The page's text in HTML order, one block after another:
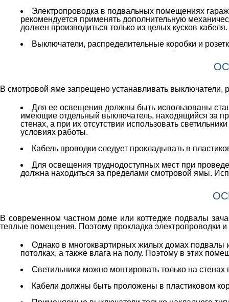
Электропроводка в подвальных помещениях
рекомендуется применять дополнительную
должен производиться только из целых кусков кабеля.
Выключатели, распределительные коробки и
В смотровой яме запрещено устанавливать выключатели,
Для ее освещения должны быть использованы
имеющие отдельный выключатель, находящийся за
стенах, а при их отсутствии использовать
условиях работы.
Кабель проводки следует прокладывать в
Для освещения труднодоступных мест при
должна находиться за пределами смотровой ямы.
В современном частном доме или коттедже подвалы
теплые помещения. Поэтому прокладка электропроводки
Однако в многоквартирных жилых домах подвалы
потолках, а также влага на полу. Поэтому в этих
Светильники можно монтировать только на
Кабели должны быть проложены в пластиковом